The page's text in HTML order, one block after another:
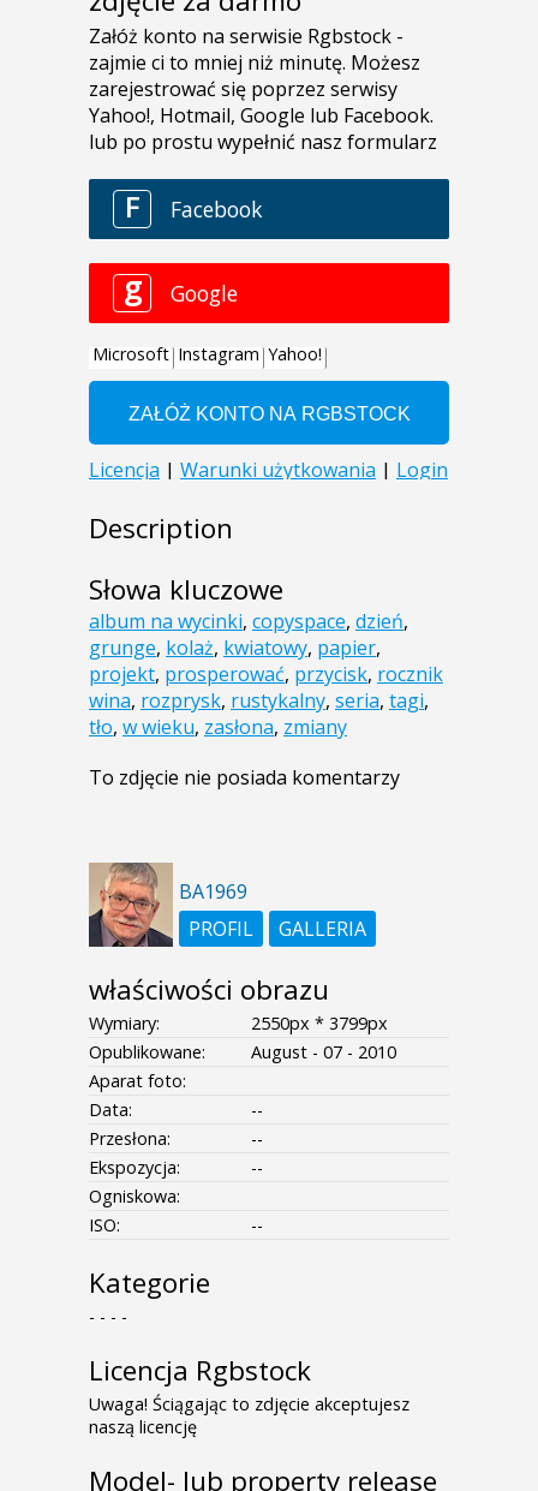
Description
Słowa kluczowe
album na wycinki, copyspace, dzień,
grunge, kolaż, kwiatowy, papier,
projekt, prosperować, przycisk, rocznik
wina, rozprysk, rustykalny, seria, tagi,
tło, w wieku, zasłona, zmiany
To zdjęcie nie posiada komentarzy
BA1969
PROFIL
GALLERIA
właściwości obrazu
Wymiary:
2550px * 3799px
Opublikowane:
August - 07 - 2010
Aparat foto:
Data:
--
Przesłona:
--
Ekspozycja:
--
Ogniskowa:
ISO:
--
Kategorie
- - - -
Licencja Rgbstock
Uwaga! Ściągając to zdjęcie akceptujesz
naszą licencję
Model- lub property release